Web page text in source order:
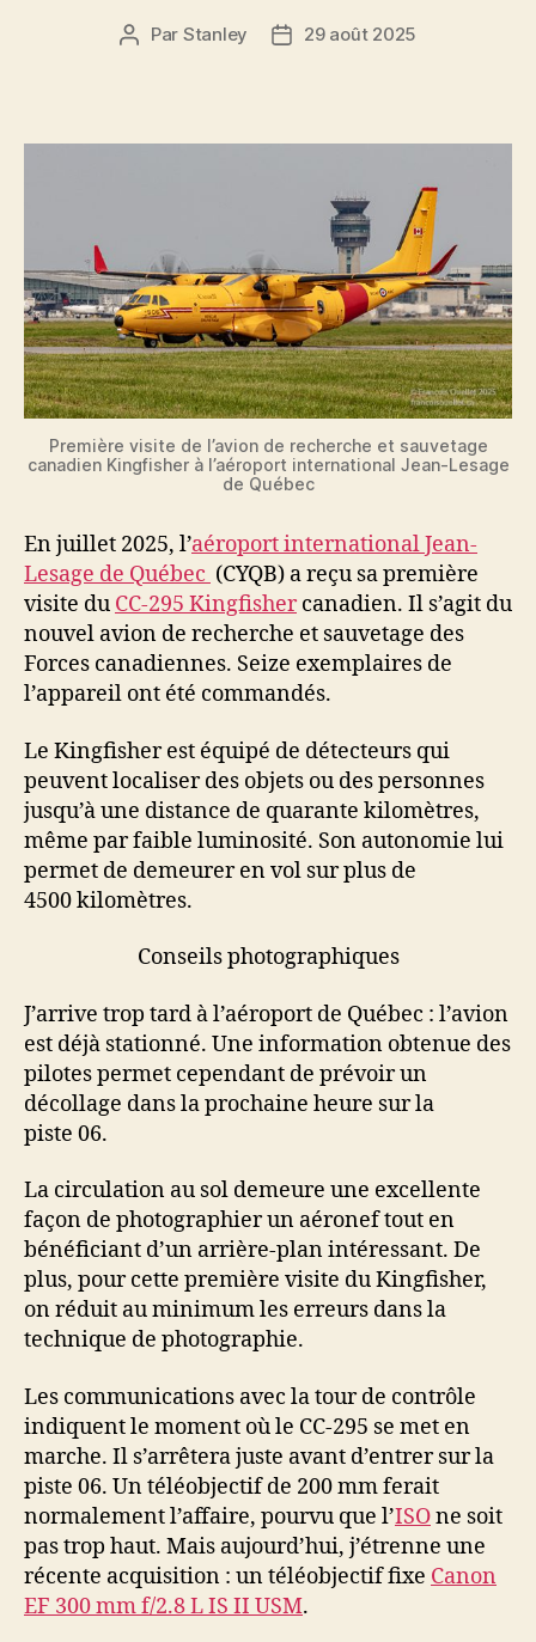
Auteur
Par Stanley
Date29 août 2025
Première visite de l’avion de recherche et sauvetage
canadien Kingfisher à l’aéroport international Jean-Lesage
de Québec
En juillet 2025, l’aéroport international Jean-
Lesage de Québec (CYQB) a reçu sa première
visite du CC-295 Kingfishercanadien. Il s’agit du
nouvel avion de recherche et sauvetage des
Forces canadiennes. Seize exemplaires de
l’appareil ont été commandés.
Le Kingfisher est équipé de détecteurs qui
peuvent localiser des objets ou des personnes
jusqu’à une distance de quarante kilomètres,
même par faible luminosité. Son autonomie lui
permet de demeurer en vol sur plus de
4500 kilomètres.
Conseils photographiques
J’arrive trop tard à l’aéroport de Québec : l’avion
est déjà stationné. Une information obtenue des
pilotes permet cependant de prévoir un
décollage dans la prochaine heure sur la
piste 06.
La circulation au sol demeure une excellente
façon de photographier un aéronef tout en
bénéficiant d’un arrière-plan intéressant. De
plus, pour cette première visite du Kingfisher,
on réduit au minimum les erreurs dans la
technique de photographie.
Les communications avec la tour de contrôle
indiquent le moment où le CC-295 se met en
marche. Il s’arrêtera juste avant d’entrer sur la
piste 06. Un téléobjectif de 200 mm ferait
normalement l’affaire, pourvu que l’ISOne soit
pas trop haut. Mais aujourd’hui, j’étrenne une
récente acquisition : un téléobjectif fixe Canon
EF 300 mm f/2.8 L IS II USM.